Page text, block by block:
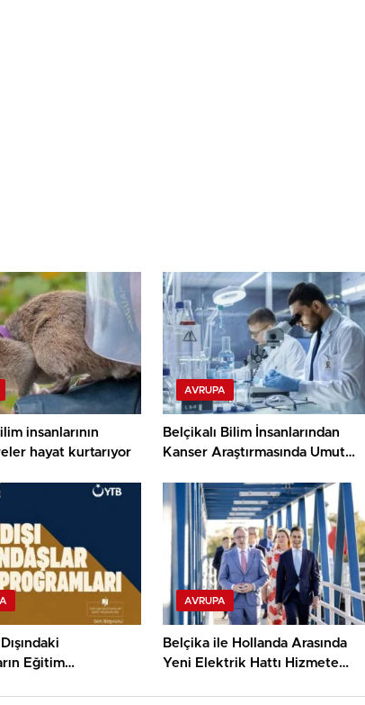
insanlarının
hayat kurtarıyor
AVRUPA
Belçikalı Bilim İnsanlarından
Kanser Araştırmasında Umut
Eğitim
AVRUPA
Belçika ile Hollanda Arasında
Yeni Elektrik Hattı Hizmete